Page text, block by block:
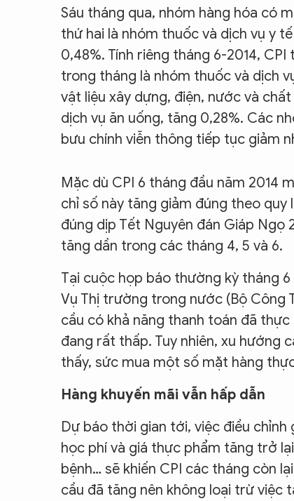
Sáu tháng qua, nhóm hàng hóa có
thứ hai là nhóm thuốc và dịch vụ y
0,48%. Tính riêng tháng 6-2014,
trong tháng là nhóm thuốc và dịch
vật liệu xây dựng, điện, nước và
dịch vụ ăn uống, tăng 0,28%. Các
bưu chính viễn thông tiếp tục giảm
Mặc dù CPI 6 tháng đầu năm 2014
chỉ số này tăng giảm đúng theo quy
đúng dịp Tết Nguyên đán Giáp Ngọ
tăng dần trong các tháng 4, 5 và 6.
Tại cuộc họp báo thường kỳ tháng
Vụ Thị trường trong nước (Bộ Công
cầu có khả năng thanh toán đã
đang rất thấp. Tuy nhiên, xu hướng
thấy, sức mua một số mặt hàng
Hàng khuyến mãi vẫn hấp dẫn
Dự báo thời gian tới, việc điều
học phí và giá thực phẩm tăng trở
bệnh… sẽ khiến CPI các tháng còn
cầu đã tăng nên không loại trừ việc